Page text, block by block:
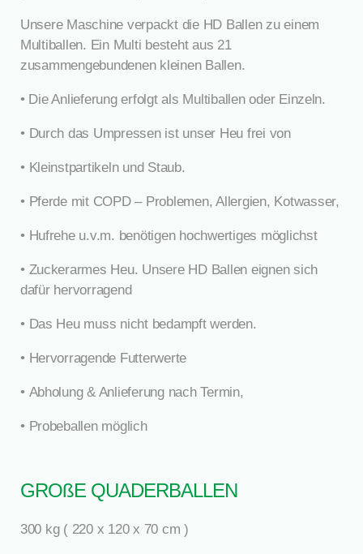
Unsere Maschine verpackt die HD Ballen zu einem
Multiballen. Ein Multi besteht aus 21
zusammengebundenen kleinen Ballen.
• Die Anlieferung erfolgt als Multiballen oder Einzeln.
• Durch das Umpressen ist unser Heu frei von
• Kleinstpartikeln und Staub.
• Pferde mit COPD – Problemen, Allergien, Kotwasser,
• Hufrehe u.v.m. benötigen hochwertiges möglichst
• Zuckerarmes Heu. Unsere HD Ballen eignen sich
dafür hervorragend
• Das Heu muss nicht bedampft werden.
• Hervorragende Futterwerte
• Abholung & Anlieferung nach Termin,
• Probeballen möglich
GROßE QUADERBALLEN
300 kg ( 220 x 120 x 70 cm )